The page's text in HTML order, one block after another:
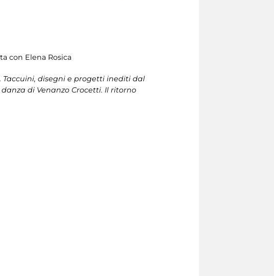
con Elena Rosica
disegni e progetti inediti dal
di Venanzo Crocetti. Il ritorno